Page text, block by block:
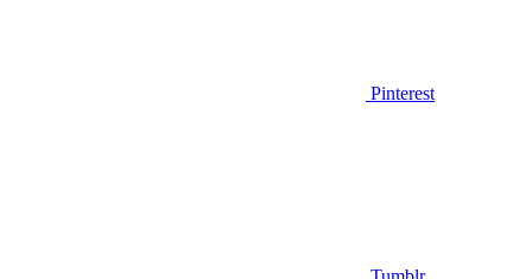
Pinterest